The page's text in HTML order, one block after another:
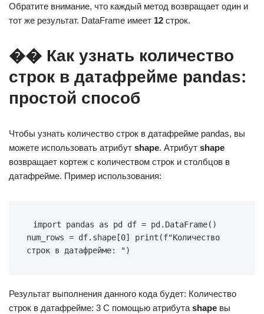
Обратите внимание, что каждый метод возвращает один и
тот же результат. DataFrame имеет 12 строк.
�� Как узнать количество
строк в датафрейме pandas:
простой способ
Чтобы узнать количество строк в датафрейме pandas, вы
можете использовать атрибут shape. Атрибут shape
возвращает кортеж с количеством строк и столбцов в
датафрейме. Пример использования:
import pandas as pd df = pd.DataFrame()
num_rows = df.shape[0] print(f"Количество
строк в датафрейме: ")
Результат выполнения данного кода будет: Количество
строк в датафрейме: 3 С помощью атрибута shape вы